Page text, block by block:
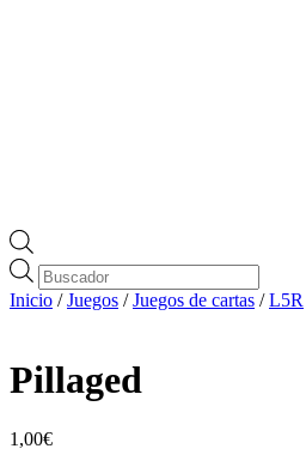
Búsqueda
de
productos
Inicio /Juegos /Juegos de cartas /L5R
Pillaged
1,00€